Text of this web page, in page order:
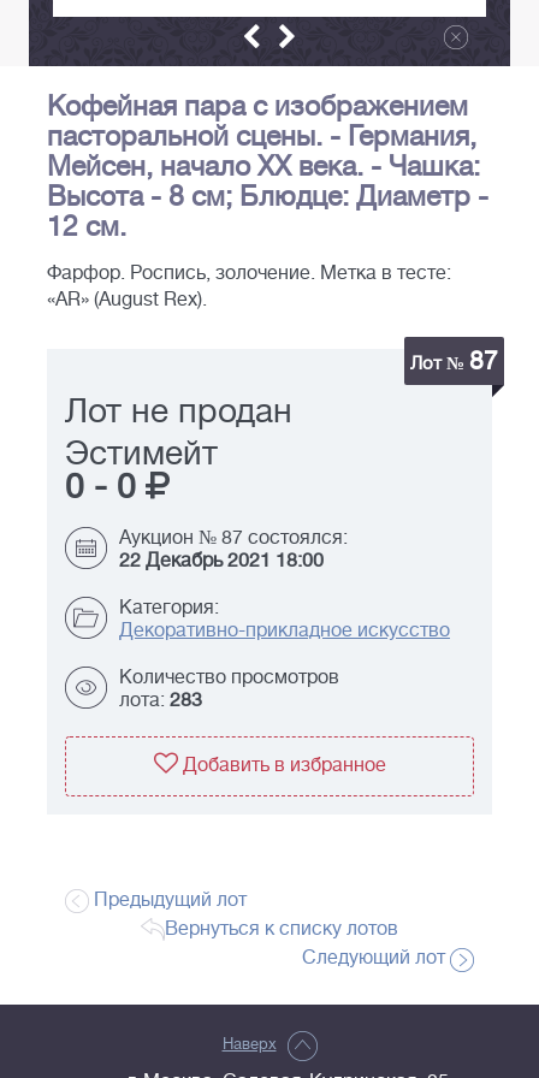
Кофейная пара с изображением
пасторальной сцены. - Германия,
Мейсен, начало XX века. - Чашка:
Высота - 8 см; Блюдце: Диаметр -
12 см.
Фарфор. Роспись, золочение. Метка в тесте:
«AR» (August Rex).
Лот № 87
Лот не продан
Эстимейт
0 - 0
Аукцион № 87 состоялся:
22 Декабрь 2021 18:00
Категория:
Декоративно-прикладное искусство
Количество просмотров
лота: 283
Добавить в избранное
Предыдущий лот
Вернуться к списку лотов
Следующий лот
Наверх